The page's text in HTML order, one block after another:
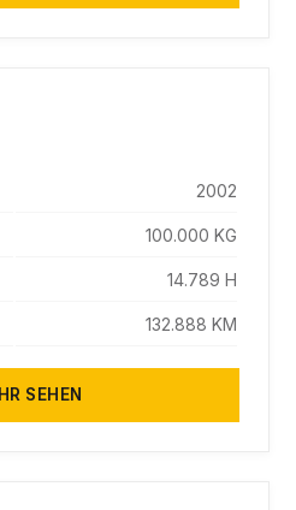
2002
100.000 KG
14.789 H
132.888 KM
SEHEN